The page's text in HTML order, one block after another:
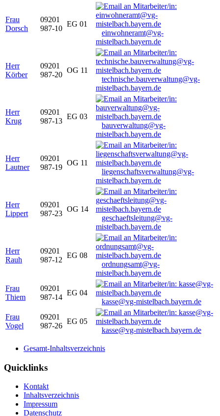
Frau
Dorsch
09201
987-10
EG 01
einwohneramt@vg-
mistelbach.bayern.de
Herr
Körber
09201
987-20
OG 11
technische.bauverwaltung@vg-
mistelbach.bayern.de
Herr
Krug
09201
987-13
EG 03
bauverwaltung@vg-
mistelbach.bayern.de
Herr
Lautner
09201
987-19
OG 11
liegenschaftsverwaltung@vg-
mistelbach.bayern.de
Herr
Lippert
09201
987-23
OG 14
geschaeftsleitung@vg-
mistelbach.bayern.de
Herr
Rauh
09201
987-12
EG 08
ordnungsamt@vg-
mistelbach.bayern.de
Frau
Thiem
09201
987-14
EG 04
kasse@vg-mistelbach.bayern.de
Frau
Vogel
09201
987-26
EG 05
kasse@vg-mistelbach.bayern.de
Gesamt-Inhaltsverzeichnis
Quicklinks
Kontakt
Inhaltsverzeichnis
Impressum
Datenschutz